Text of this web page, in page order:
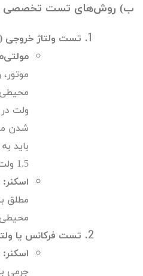
ب) روش‌های تست تخصصی
تست ولتاژ خروجی (
موتور،
ولت
شدن
باید
1.5
اسکنر:
مطلق
تست فرکانس یا
اسکنر:
جرمی